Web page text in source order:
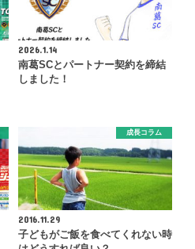
2026.1.14
南葛SCとパートナー契約を締結
しました！
成長コラム
2016.11.29
子どもがご飯を食べてくれない時